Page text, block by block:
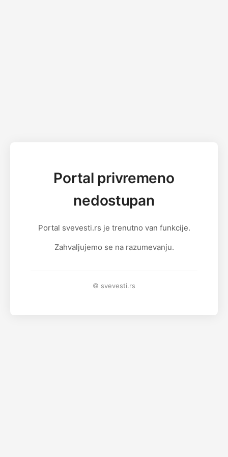
Portal privremeno
nedostupan
Portal svevesti.rs je trenutno van funkcije.
Zahvaljujemo se na razumevanju.
© svevesti.rs